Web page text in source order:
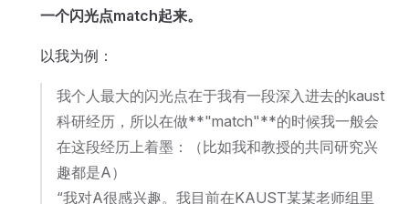
一个闪光点match起来。
以我为例：
我个人最大的闪光点在于我有一段深入进去的kaust
科研经历，所以在做**"match"**的时候我一般会
在这段经历上着墨：（比如我和教授的共同研究兴
趣都是A）
“我对A很感兴趣。我目前在KAUST某某老师组里